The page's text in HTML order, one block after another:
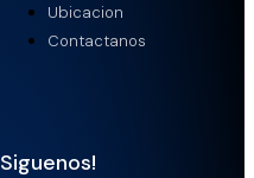
Ubicacion
Contactanos
Siguenos!